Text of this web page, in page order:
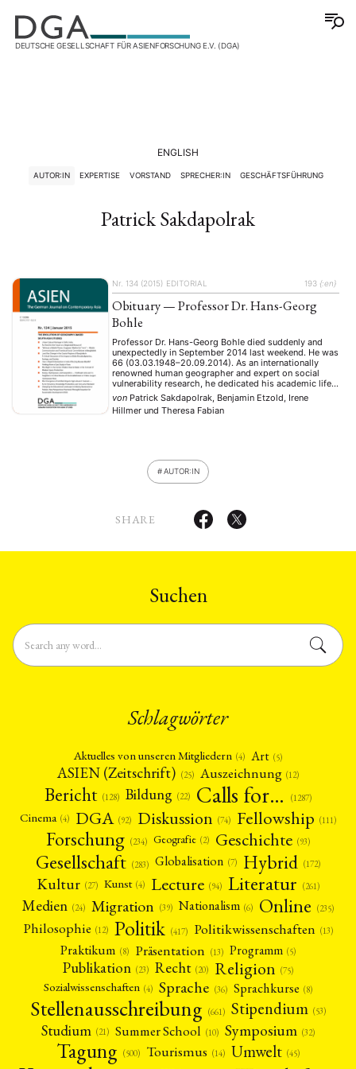
DEUTSCHE GESELLSCHAFT FÜR ASIENFORSCHUNG E.V. (DGA)
ENGLISH
AUTOR:IN EXPERTISE VORSTAND SPRECHER:IN GESCHÄFTSFÜHRUNG
Patrick Sakdapolrak
Nr. 134 (2015) EDITORIAL 193 {:en}
Obituary — Professor Dr. Hans-Georg
Bohle
Professor Dr. Hans-Georg Bohle died suddenly and
unexpectedly in September 2014 last weekend. He was
66 (03.03.1948–20.09.2014). As an internationally
renowned human geographer and expert on social
vulnerability research, he dedicated his academic life
to deciphering the sociospatial production of poverty
and exclusion in the Global South. We have lost a
captivating teacher and advisor, …
von Patrick Sakdapolrak, Benjamin Etzold, Irene
Hillmerund Theresa Fabian
AUTOR:IN
SHARE
Suchen
Schlagwörter
Aktuelles von unseren Mitgliedern (4) Art (5)
ASIEN (Zeitschrift) (25) Auszeichnung (12)
Bericht (128) Bildung (22) Calls for… (1287)
Cinema (4) DGA (92) Diskussion (74) Fellowship (111)
Forschung (234) Geografie (2) Geschichte (93)
Gesellschaft (283) Globalisation (7) Hybrid (172)
Kultur (27) Kunst (4) Lecture (94) Literatur (261)
Medien (24) Migration (39) Nationalism (6) Online (235)
Philosophie (12) Politik (417) Politikwissenschaften (13)
Praktikum (8) Präsentation (13) Programm (5)
Publikation (23) Recht (20) Religion (75)
Sozialwissenschaften (4) Sprache (36) Sprachkurse (8)
Stellenausschreibung (661) Stipendium (53)
Studium (21) Summer School (10) Symposium (32)
Tagung (500) Tourismus (14) Umwelt (45)